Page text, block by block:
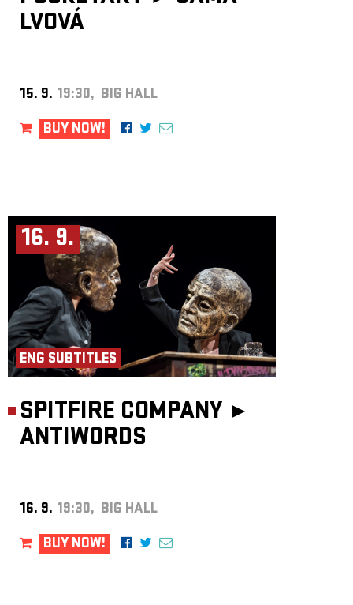
LVOVÁ
15. 9. 19:30, BIG HALL
BUY NOW!
16. 9.
ENG SUBTITLES
SPITFIRE COMPANY ►
ANTIWORDS
16. 9. 19:30, BIG HALL
BUY NOW!